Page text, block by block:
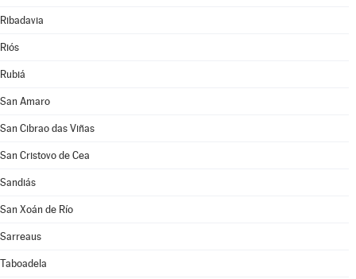
Ribadavia
Riós
Rubiá
San Amaro
San Cibrao das Viñas
San Cristovo de Cea
Sandiás
San Xoán de Río
Sarreaus
Taboadela